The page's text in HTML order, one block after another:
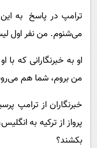
ترامپ در پاسخ به
می‌شنوم. من نفر اول
او به خبرنگارانی که با
من بروم، شما هم
خبرنگاران از ترامپ
پرواز از ترکیه به
بکشند؟